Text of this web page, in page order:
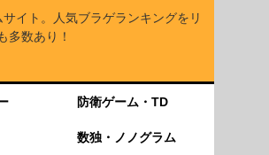
イト。人気ブラゲランキングをリ
多数あり！
防衛ゲーム・TD
数独・ノノグラム